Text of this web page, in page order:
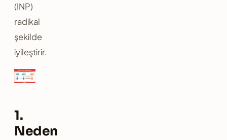
(INP)
radikal
şekilde
iyileştirir.
1.
Neden